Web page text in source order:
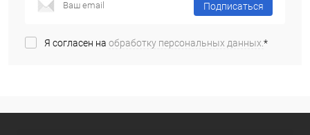
Подписаться
Я согласен на обработку персональных данных.*